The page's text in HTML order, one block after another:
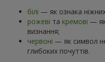
білі — як ознака
рожеві та кремові —
визнання;
червоні — як символ
глибоких почуттів.